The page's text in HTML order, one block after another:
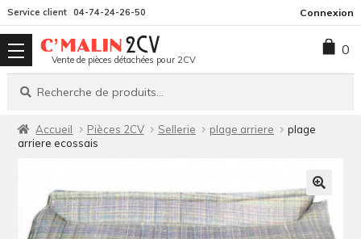
la
navigation
contenu
Service client 04-74-24-26-50 Connexion
Vente de pièces détachées pour 2CV
Recherche
Recherche
0
Accueil Pièces 2CV Sellerie plage arriere
plage
arriere ecossais